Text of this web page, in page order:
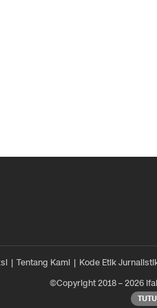
Tentang Kami Kode Etik
©Copyright 2018 – 2026